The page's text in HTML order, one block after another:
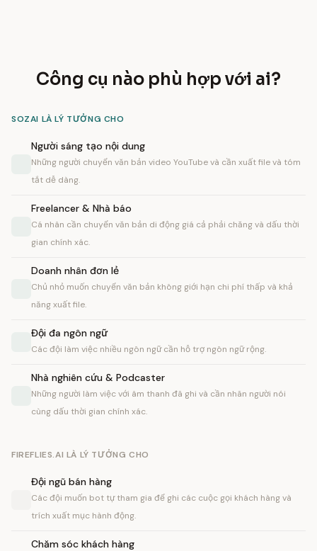
Công cụ nào phù hợp với ai?
SOZAI LÀ LÝ TƯỞNG CHO
Người sáng tạo nội dung
Những người chuyển văn bản video YouTube và cần xuất file và tóm
tắt dễ dàng.
Freelancer & Nhà báo
Cá nhân cần chuyển văn bản di động giá cả phải chăng và dấu thời
gian chính xác.
Doanh nhân đơn lẻ
Chủ nhỏ muốn chuyển văn bản không giới hạn chi phí thấp và khả
năng xuất file.
Đội đa ngôn ngữ
Các đội làm việc nhiều ngôn ngữ cần hỗ trợ ngôn ngữ rộng.
Nhà nghiên cứu & Podcaster
Những người làm việc với âm thanh đã ghi và cần nhãn người nói
cùng dấu thời gian chính xác.
FIREFLIES.AI LÀ LÝ TƯỞNG CHO
Đội ngũ bán hàng
Các đội muốn bot tự tham gia để ghi các cuộc gọi khách hàng và
trích xuất mục hành động.
Chăm sóc khách hàng